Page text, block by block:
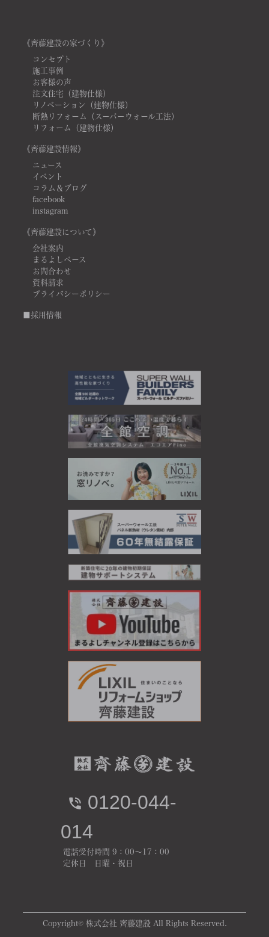
《齊藤建設の家づくり》
コンセプト
施工事例
お客様の声
注文住宅（建物仕様）
リノベーション（建物仕様）
断熱リフォーム（スーパーウォール工法）
リフォーム（建物仕様）
《齊藤建設情報》
ニュース
イベント
コラム＆ブログ
facebook
instagram
《齊藤建設について》
会社案内
まるよしベース
お問合わせ
資料請求
プライバシーポリシー
■採用情報
0120-044-
014
電話受付時間 9：00～17：00
定休日 日曜・祝日
Copyright© 株式会社 齊藤建設 All Rights Reserved.